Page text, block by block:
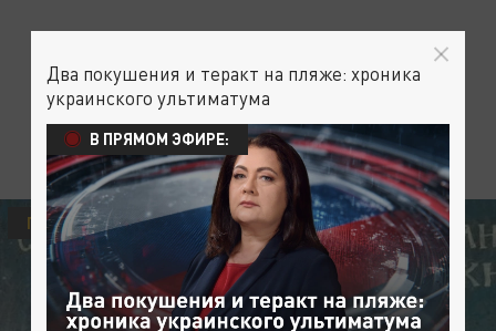
ПРАВОСЛАВНЫЙ КАЛЕНДАРЬ
Два покушения и теракт на пляже: хроника
украинского ультиматума
В ПРЯМОМ ЭФИРЕ: